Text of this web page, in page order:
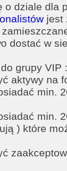
o dziale dla
jest
dostać w
grupy VIP :
aktywy na
min.
min.
) które